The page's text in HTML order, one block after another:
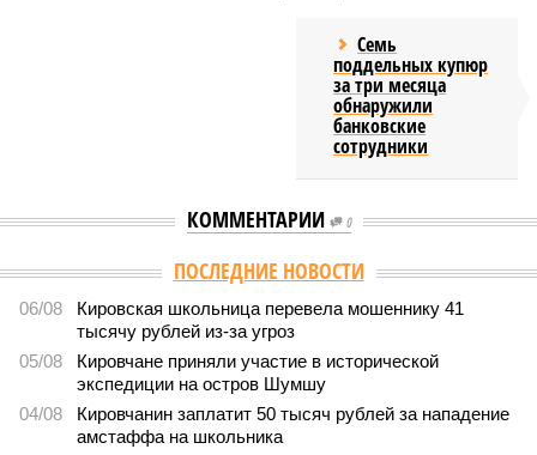
Семь
поддельных купюр
за три месяца
обнаружили
банковские
сотрудники
КОММЕНТАРИИ 0
ПОСЛЕДНИЕ НОВОСТИ
06/08
Кировская школьница перевела мошеннику 41
тысячу рублей из-за угроз
05/08
Кировчане приняли участие в исторической
экспедиции на остров Шумшу
04/08
Кировчанин заплатит 50 тысяч рублей за нападение
амстаффа на школьника